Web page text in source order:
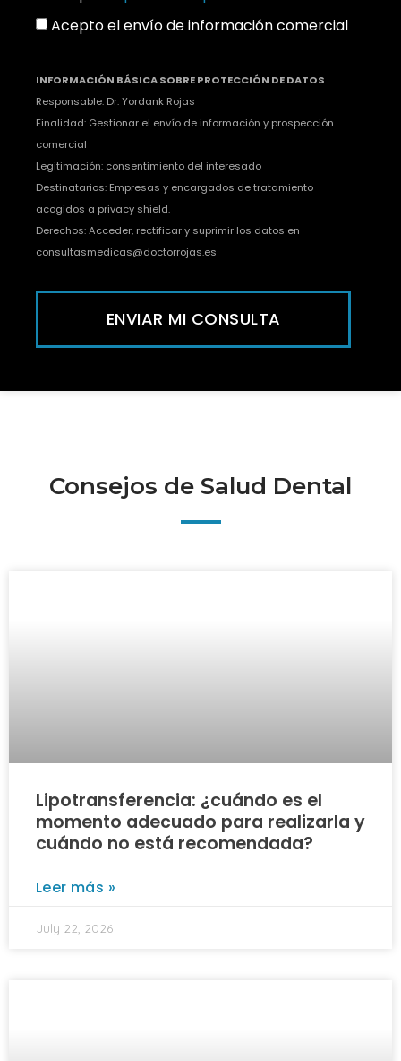
Acepto el envío de información comercial
INFORMACIÓN BÁSICA SOBRE PROTECCIÓN DE DATOS
Responsable: Dr. Yordank Rojas
Finalidad: Gestionar el envío de información y prospección
comercial
Legitimación: consentimiento del interesado
Destinatarios: Empresas y encargados de tratamiento
acogidos a privacy shield.
Derechos: Acceder, rectificar y suprimir los datos en
consultasmedicas@doctorrojas.es
ENVIAR MI CONSULTA
Consejos de Salud Dental
Lipotransferencia: ¿cuándo es el
momento adecuado para realizarla y
cuándo no está recomendada?
Leer más »
July 22, 2026